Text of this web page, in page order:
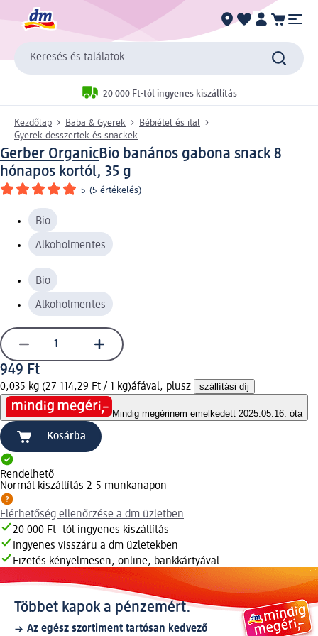
Keresés és találatok
20 000 Ft-tól ingyenes kiszállítás
Kezdőlap Baba & Gyerek
Bébiétel és ital
Gyerek desszertek és snackek
Gerber OrganicBio banános gabona snack 8
hónapos kortól, 35 g
5 (5 értékelés)
Bio
Alkoholmentes
Bio
Alkoholmentes
949 Ft
0,035 kg (27 114,29 Ft / 1 kg)áfával, plusz szállítási díj
Mindig megérinem emelkedett 2025.05.16. óta
Kosárba
Rendelhető
Normál kiszállítás 2-5 munkanapon
Elérhetőség ellenőrzése a dm üzletben
20 000 Ft -tól ingyenes kiszállítás
Ingyenes visszáru a dm üzletekben
Fizetés kényelmesen, online, bankkártyával
Többet kapok a pénzemért.
Az egész szortiment tartósan kedvező